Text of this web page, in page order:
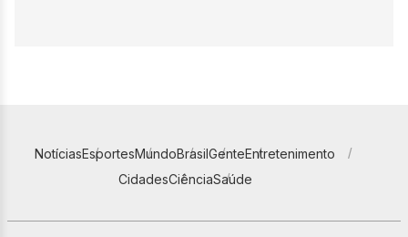
NotíciasEsportesMundoBrasilGenteEntretenimento
CidadesCiênciaSaúde